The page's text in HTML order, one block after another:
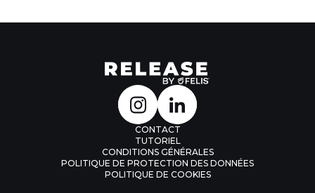
CONTACT
TUTORIEL
CONDITIONS GÉNÉRALES
POLITIQUE DE PROTECTION DES DONNÉES
POLITIQUE DE COOKIES